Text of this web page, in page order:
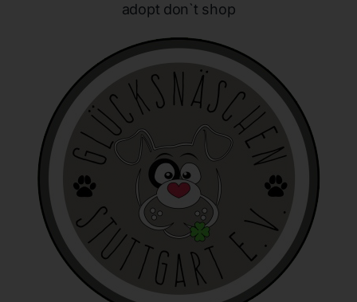
adopt don`t shop
Begrifflichkeiten erläutern.
Wir verwenden in dieser Datenschutzerklärung unter anderem
die folgenden Begriffe:
a) personenbezogene Daten
Personenbezogene Daten sind alle Informationen, die
sich auf eine identifizierte oder identifizierbare natürliche
Person (im Folgenden "betroffene Person") beziehen. Als
identifizierbar wird eine natürliche Person angesehen, die
direkt oder indirekt, insbesondere mittels Zuordnung zu
einer Kennung wie einem Namen, zu einer Kennnummer,
zu Standortdaten, zu einer Online-Kennung oder zu
einem oder mehreren besonderen Merkmalen, die
Ausdruck der physischen, physiologischen, genetischen,
psychischen, wirtschaftlichen, kulturellen oder sozialen
Identität dieser natürlichen Person sind, identifiziert